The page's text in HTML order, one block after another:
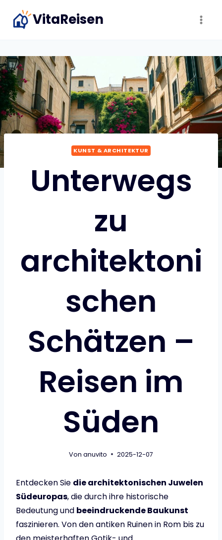
Inhalt
VitaReisen
KUNST & ARCHITEKTUR
Unterwegs
zu
architektoni
schen
Schätzen –
Reisen im
Süden
Von anuvito 2025-12-07
Entdecken Sie die architektonischen Juwelen
Südeuropas, die durch ihre historische
Bedeutung und beeindruckende Baukunst
faszinieren. Von den antiken Ruinen in Rom bis zu